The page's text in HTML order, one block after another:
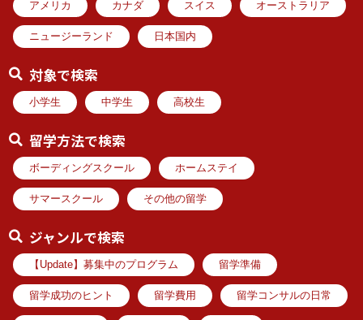
アメリカ カナダ スイス オーストラリア
ニュージーランド 日本国内
対象で検索
小学生 中学生 高校生
留学方法で検索
ボーディングスクール ホームステイ
サマースクール その他の留学
ジャンルで検索
【Update】募集中のプログラム 留学準備
留学成功のヒント 留学費用 留学コンサルの日常